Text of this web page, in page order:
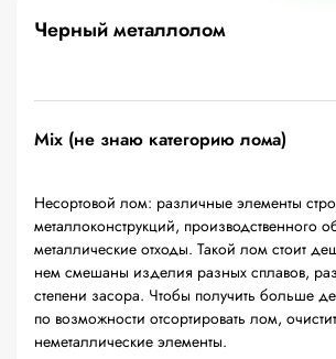
Черный металлолом
Mix (не знаю категорию лома)
Несортовой лом: различные элементы
металлоконструкций, производственного
металлические отходы. Такой лом стоит
нем смешаны изделия разных сплавов,
степени засора. Чтобы получить больше
по возможности отсортировать лом,
неметаллические элементы.